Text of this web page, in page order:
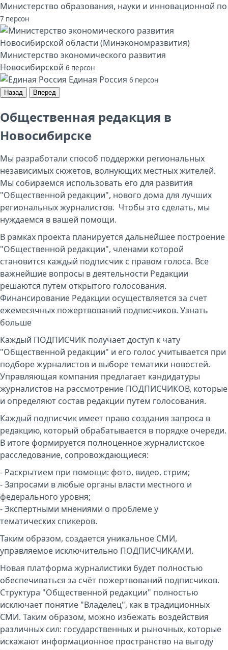
Министерство образования, науки и инновационной по
7 персон
Министерство экономического развития
Новосибирской 6 персон
Единая Россия 6 персон
Назад Вперед
Общественная редакция в
Новосибирске
Мы разработали способ поддержки региональных
независимых сюжетов, волнующих местных жителей.
Мы собираемся использовать его для развития
"Общественной редакции", нового дома для лучших
региональных журналистов. Чтобы это сделать, мы
нуждаемся в вашей помощи.
В рамках проекта планируется дальнейшее построение
"Общественной редакции", членами которой
становится каждый подписчик с правом голоса. Все
важнейшие вопросы в деятельности Редакции
решаются путем открытого голосования.
Финансирование Редакции осуществляется за счет
ежемесячных пожертвований подписчиков. Узнать
больше
Каждый ПОДПИСЧИК получает доступ к чату
"Общественной редакции" и его голос учитывается при
подборе журналистов и выборе тематики новостей.
Управляющая компания предлагает кандидатуры
журналистов на рассмотрение ПОДПИСЧИКОВ, которые
и определяют состав редакции путем голосования.
Каждый подписчик имеет право создания запроса в
редакцию, который обрабатывается в порядке очереди.
В итоге формируется полноценное журналистское
расследование, сопровождающиеся:
- Раскрытием при помощи: фото, видео, стрим;
- Запросами в любые органы власти местного и
федерального уровня;
- Экспертными мнениями о проблеме у
тематических спикеров.
Таким образом, создается уникальное СМИ,
управляемое исключительно ПОДПИСЧИКАМИ.
Новая платформа журналистики будет полностью
обеспечиваться за счёт пожертвований подписчиков.
Структура "Общественной редакции" полностью
исключает понятие "Владелец", как в традиционных
СМИ. Таким образом, можно избежать воздействия
различных сил: государственных и рыночных, которые
искажают информационное пространство на выгоду